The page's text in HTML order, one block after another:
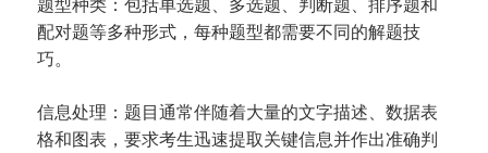
配对题等多种形式，每种题型都需要不同的解题技
巧。
信息处理：题目通常伴随着大量的文字描述、数据表
格和图表，要求考生迅速提取关键信息并作出准确判